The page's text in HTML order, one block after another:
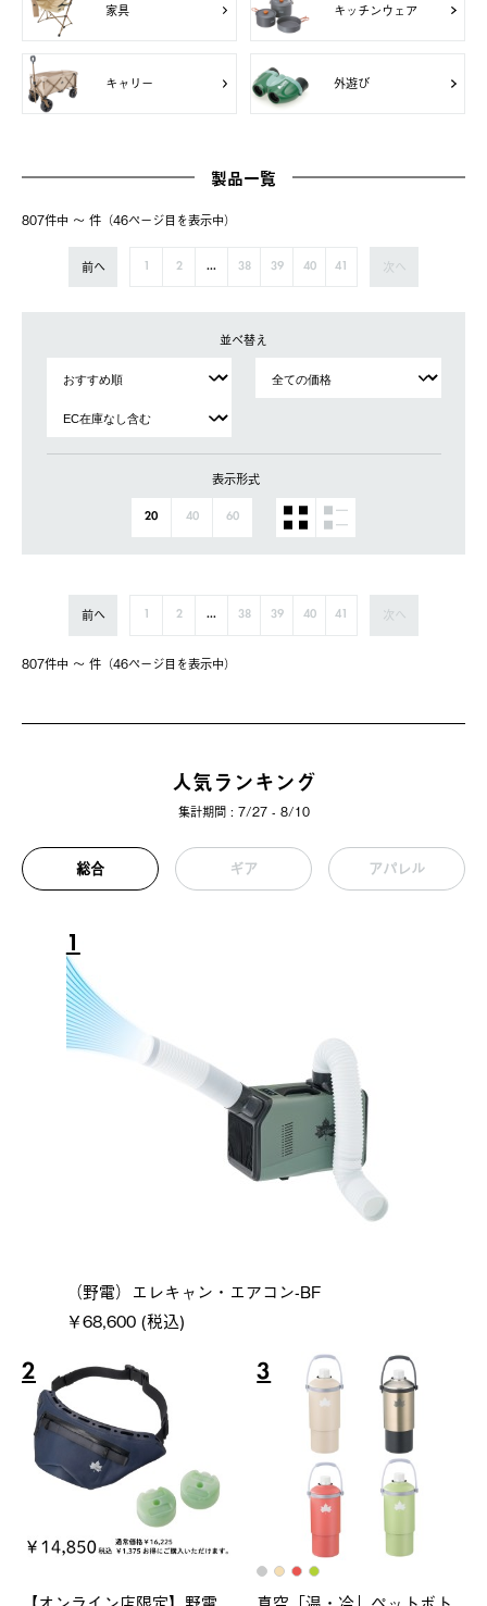
家具 キッチンウェア
キャリー 外遊び
製品一覧
807件中 〜 件（46ページ⽬を表⽰中）
前へ 2 ... 38 39 40 41 次へ
並べ替え
表示形式
20 40 60
807件中 〜 件（46ページ⽬を表⽰中）
前へ 1 2 ... 38 39 40 41 次へ
人気ランキング
集計期間 : 7/27 - 8/10
総合 ギア アパレル
1
（野電）エレキャン・エアコン-BF
￥68,600 (税込)
2 3